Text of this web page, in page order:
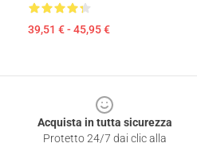
39,51 € - 45,95 €
Acquista in tutta sicurezza
Protetto 24/7 dai clic alla